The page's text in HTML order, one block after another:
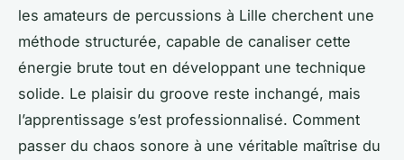
les amateurs de percussions à Lille cherchent une
méthode structurée, capable de canaliser cette
énergie brute tout en développant une technique
solide. Le plaisir du groove reste inchangé, mais
l’apprentissage s’est professionnalisé. Comment
passer du chaos sonore à une véritable maîtrise du